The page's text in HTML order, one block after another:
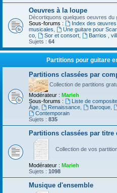
Oeuvres à la loupe
Décortiquons quelques oeuvres du
Sous-forums :
Index des œuvres
musicales
Une guitare pour
co
Sor et consort, Barrios ,
Sujets : 64
Partitions pour guitare
Partitions classées par
Collection de partitions
Modérateur : Marieh
Sous-forums :
Liste de
Âge
Renaissance, Baroque,
Contemporain
Sujets : 835
Partitions classées par titre
Collection de vos
Modérateur : Marieh
Sujets : 1098
Musique d'ensemble